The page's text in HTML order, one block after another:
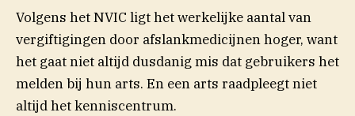
Volgens het NVIC ligt het werkelijke aantal van
vergiftigingen door afslankmedicijnen hoger, want
het gaat niet altijd dusdanig mis dat gebruikers het
melden bij hun arts. En een arts raadpleegt niet
altijd het kenniscentrum.